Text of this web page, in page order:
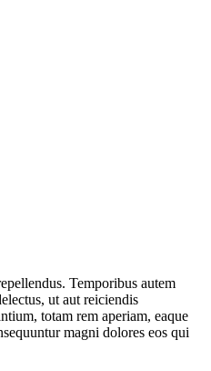
Temporibus autem
ut aut reiciendis
totam rem aperiam, eaque
magni dolores eos qui